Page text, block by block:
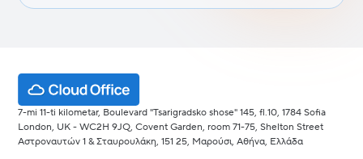
7-mi 11-ti kilometar, Boulevard "Tsarigradsko shose" 145, fl.10, 1784 Sofia
London, UK - WC2H 9JQ, Covent Garden, room 71-75, Shelton Street
Αστροναυτών 1 & Σταυρουλάκη, 151 25, Μαρούσι, Αθήνα, Ελλάδα